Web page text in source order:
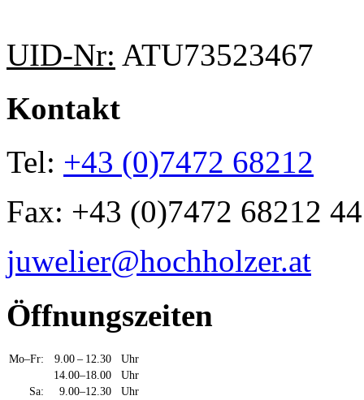
UID-Nr: ATU73523467
Kontakt
Tel: +43 (0)7472 68212
Fax: +43 (0)7472 68212 44
juwelier@hochholzer.at
Öffnungszeiten
Mo–Fr: 9.00 – 12.30
Uhr
14.00–18.00
Uhr
Sa:
9.00–12.30 Uhr